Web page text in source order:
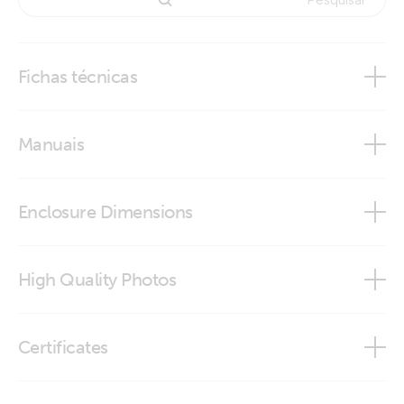
Fichas técnicas
Manuais
Enclosure Dimensions
High Quality Photos
Certificates